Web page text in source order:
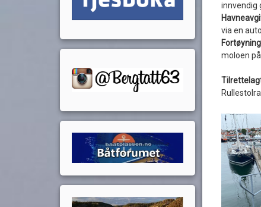
innvendig
via en
moloen